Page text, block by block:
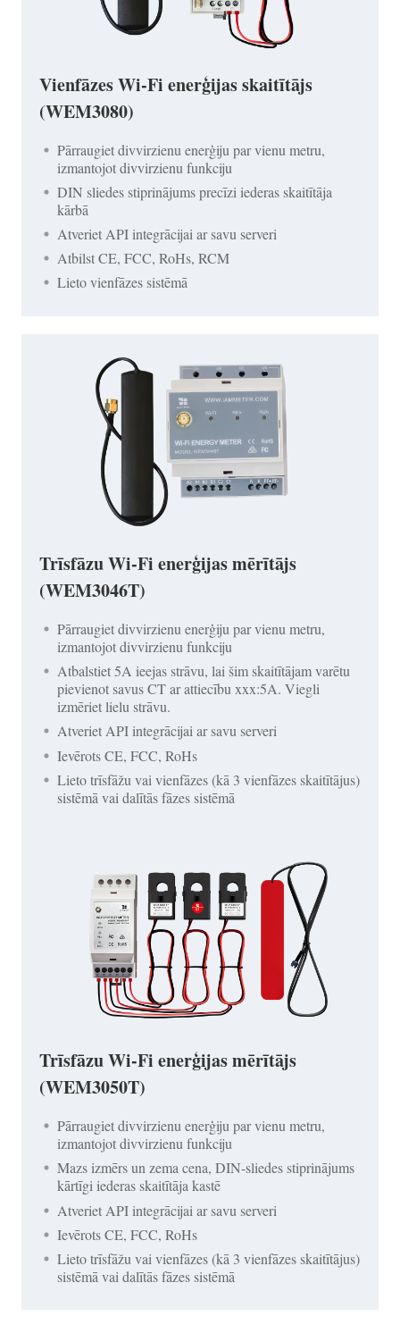
Vienfāzes Wi-Fi enerģijas skaitītājs
(WEM3080)
Pārraugiet divvirzienu enerģiju par vienu metru,
izmantojot divvirzienu funkciju
DIN sliedes stiprinājums precīzi iederas skaitītāja
kārbā
Atveriet API integrācijai ar savu serveri
Atbilst CE, FCC, RoHs, RCM
Lieto vienfāzes sistēmā
Trīsfāzu Wi-Fi enerģijas mērītājs
(WEM3046T)
Pārraugiet divvirzienu enerģiju par vienu metru,
izmantojot divvirzienu funkciju
Atbalstiet 5A ieejas strāvu, lai šim skaitītājam varētu
pievienot savus CT ar attiecību xxx:5A. Viegli
izmēriet lielu strāvu.
Atveriet API integrācijai ar savu serveri
Ievērots CE, FCC, RoHs
Lieto trīsfāžu vai vienfāzes (kā 3 vienfāzes skaitītājus)
sistēmā vai dalītās fāzes sistēmā
Trīsfāzu Wi-Fi enerģijas mērītājs
(WEM3050T)
Pārraugiet divvirzienu enerģiju par vienu metru,
izmantojot divvirzienu funkciju
Mazs izmērs un zema cena, DIN-sliedes stiprinājums
kārtīgi iederas skaitītāja kastē
Atveriet API integrācijai ar savu serveri
Ievērots CE, FCC, RoHs
Lieto trīsfāžu vai vienfāzes (kā 3 vienfāzes skaitītājus)
sistēmā vai dalītās fāzes sistēmā